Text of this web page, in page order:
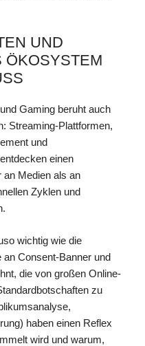
UND
ÖKOSYSTEM
Gaming beruht auch
Streaming-Plattformen,
und
einen
an Medien als an
Zyklen und
wichtig wie die
Consent-Banner und
die von großen Online-
zu
haben einen Reflex
wird und warum,